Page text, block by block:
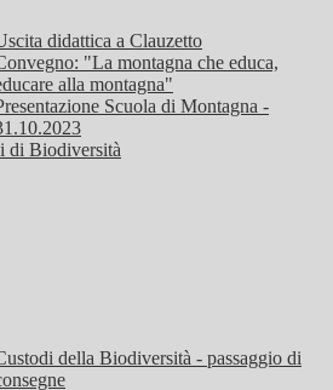
didattica a Clauzetto
"La montagna che educa,
alla montagna"
Scuola di Montagna -
di Biodiversità
della Biodiversità - passaggio di